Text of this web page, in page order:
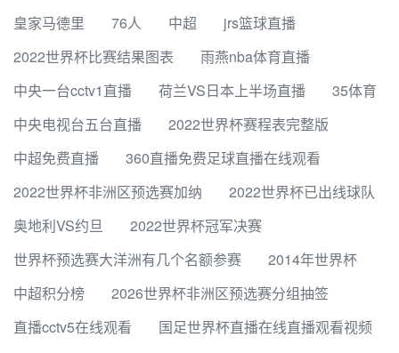
皇家马德里
76人 中超
jrs篮球直播
2022世界杯比赛结果图表
雨燕nba体育直播
中央一台cctv1直播
荷兰VS日本上半场直播
35体育
中央电视台五台直播
2022世界杯赛程表完整版
中超免费直播
360直播免费足球直播在线观看
2022世界杯非洲区预选赛加纳
2022世界杯已出线球队
奥地利VS约旦
2022世界杯冠军决赛
世界杯预选赛大洋洲有几个名额参赛
2014年世界杯
中超积分榜
2026世界杯非洲区预选赛分组抽签
直播cctv5在线观看
国足世界杯直播在线直播观看视频